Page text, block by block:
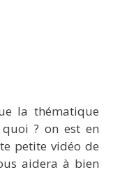
la thématique
quoi ? on est en
petite vidéo de
aidera à bien